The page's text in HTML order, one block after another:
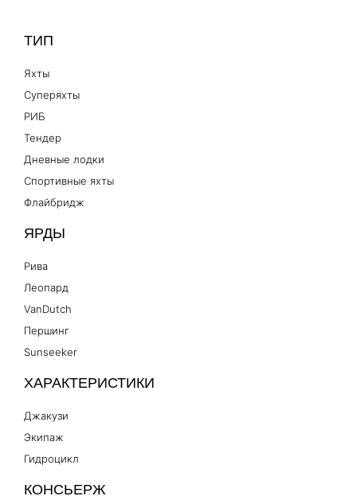
ТИП
Яхты
Суперяхты
РИБ
Тендер
Дневные лодки
Спортивные яхты
Флайбридж
ЯРДЫ
Рива
Леопард
VanDutch
Першинг
Sunseeker
ХАРАКТЕРИСТИКИ
Джакузи
Экипаж
Гидроцикл
КОНСЬЕРЖ